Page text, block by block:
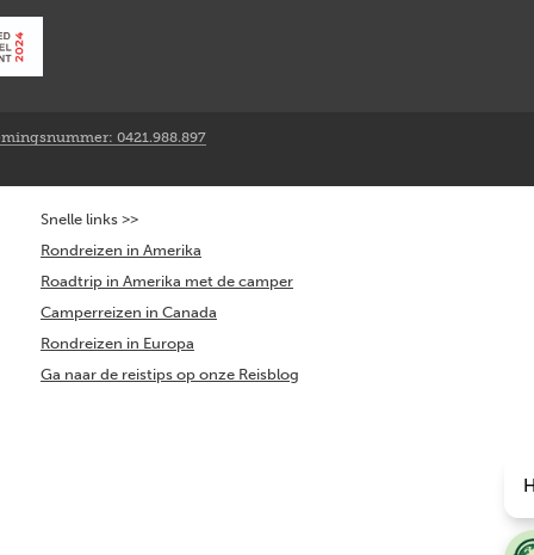
0421.988.897
Snelle links >>
Rondreizen in Amerika
Roadtrip in Amerika met de camper
Camperreizen in Canada
Rondreizen in Europa
Ga naar de reistips op onze Reisblog